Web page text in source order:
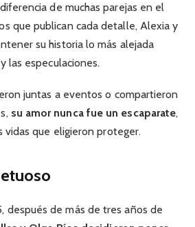
de muchas parejas en el
que publican cada detalle, Alexia y
su historia lo más alejada
las especulaciones.
juntas a eventos o compartieron
su amor nunca fue un escaparate,
vidas que eligieron proteger.
después de más de tres años de